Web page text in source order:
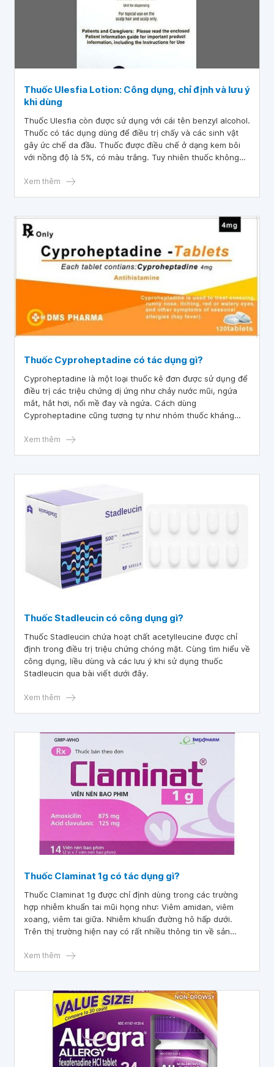
Thuốc Ulesfia Lotion: Công dụng, chỉ định và lưu ý
khi dùng
Thuốc Ulesfia còn được sử dụng với cái tên benzyl alcohol.
Thuốc có tác dụng dùng để điều trị chấy và các sinh vật
gây ức chế da đầu. Thuốc được điều chế ở dạng kem bôi
với nồng độ là 5%, có màu trắng. Tuy nhiên thuốc không
Xem thêm
Thuốc Cyproheptadine có tác dụng gì?
Cyproheptadine là một loại thuốc kê đơn được sử dụng để
điều trị các triệu chứng dị ứng như chảy nước mũi, ngứa
mắt, hắt hơi, nổi mề đay và ngứa. Cách dùng
Cyproheptadine cũng tương tự như nhóm thuốc kháng
Xem thêm
Thuốc Stadleucin có công dụng gì?
Thuốc Stadleucin chứa hoạt chất acetylleucine được chỉ
định trong điều trị triệu chứng chóng mặt. Cùng tìm hiểu về
công dụng, liều dùng và các lưu ý khi sử dụng thuốc
Stadleucin qua bài viết dưới đây.
Xem thêm
Thuốc Claminat 1g có tác dụng gì?
Thuốc Claminat 1g được chỉ định dùng trong các trường
hợp nhiễm khuẩn tai mũi họng như: Viêm amidan, viêm
xoang, viêm tai giữa. Nhiễm khuẩn đường hô hấp dưới.
Trên thị trường hiện nay có rất nhiều thông tin về sản
hiểu rõ hơn về Claminat 1g và tác dụng của thuốc, hãy
Xem thêm